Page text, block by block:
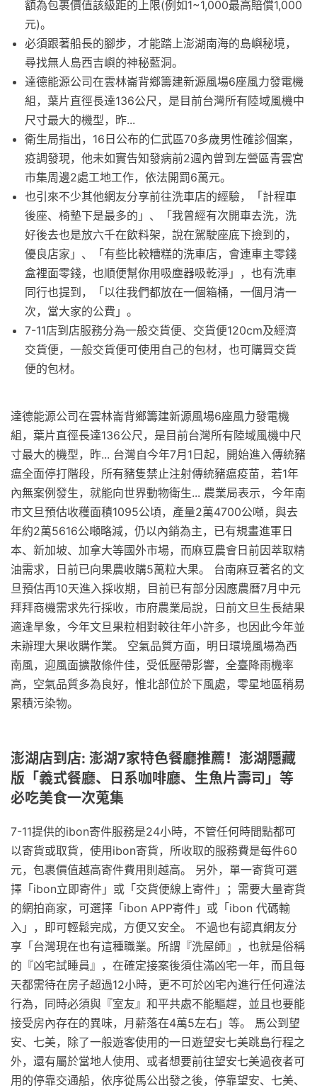
額為包裹價值該級距的上限(例如1~1,000最高賠償1,000
元)。
必須跟著船長的腳步，才能踏上澎湖南海的島嶼秘境，
尋找無人島西吉嶼的神秘藍洞。
達德能源公司在雲林崙背鄉籌建新源風場6座風力發電機
組，葉片直徑長達136公尺，是目前台灣所有陸域風機中
尺寸最大的機型，昨...
衛生局指出，16日公布的仁武區70多歲男性確診個案，
疫調發現，他未如實告知發病前2週內曾到左營區青雲宮
市集周邊2處工地工作，依法開罰6萬元。
也引來不少其他網友分享前往洗車店的經驗，「計程車
後座、椅墊下是最多的」、「我曾經有次開車去洗，洗
好後去也是放六千在飲料架，說在駕駛座底下撿到的，
優良店家」、「有些比較糟糕的洗車店，會連車主零錢
盒裡面零錢，也順便幫你用吸塵器吸乾淨」，也有洗車
同行也提到，「以往我們都放在一個箱桶，一個月清一
次，當大家的公費」。
7-11店到店服務分為一般交貨便、交貨便120cm及經濟
交貨便，一般交貨便可使用自己的包材，也可購買交貨
便的包材。
達德能源公司在雲林崙背鄉籌建新源風場6座風力發電機
組，葉片直徑長達136公尺，是目前台灣所有陸域風機中尺
寸最大的機型，昨... 台灣自今年7月1日起，開始進入傳統豬
瘟全面停打階段，所有豬隻禁止注射傳統豬瘟疫苗，若1年
內無案例發生，就能向世界動物衛生... 農業局表示，今年南
市文旦預估收穫面積1095公頃，產量2萬4700公噸，與去
年約2萬5616公噸略減，仍以內銷為主，已有規畫進軍日
本、新加坡、加拿大等國外市場，而麻豆農會日前因萃取精
油需求，日前已向果農收購5萬粒大果。 台南麻豆著名的文
旦預估再10天進入採收期，目前已有部分因應農曆7月中元
拜拜商機需求先行採收，市府農業局說，日前文旦生長結果
適逢旱象，今年文旦果粒相對較往年小許多，也因此今年並
未辦理大果收購作業。 空氣品質方面，明日環境風場為西
南風，迎風面擴散條件佳，受低壓帶影響，全臺降雨機率
高，空氣品質多為良好，惟北部位於下風處，零星地區稍易
累積污染物。
澎湖店到店: 澎湖7家特色餐廳推薦！澎湖隱藏
版「義式餐廳、日系咖啡廳、生魚片壽司」等
必吃美食一次蒐集
7-11提供的ibon寄件服務是24小時，不管任何時間點都可
以寄貨或取貨，使用ibon寄貨，所收取的服務費是每件60
元，包裹價值越高寄件費用則越高。 另外，單一寄貨可選
擇「ibon立即寄件」或「交貨便線上寄件」；需要大量寄貨
的網拍商家，可選擇「ibon APP寄件」或「ibon 代碼輸
入」，即可輕鬆完成，方便又安全。 不過也有認真網友分
享「台灣現在也有這種職業。所謂『洗屋師』，也就是俗稱
的『凶宅試睡員』，在確定接案後須住滿凶宅一年，而且每
天都需待在房子超過12小時，更不可於凶宅內進行任何違法
行為，同時必須與『室友』和平共處不能驅趕，並且也要能
接受房內存在的異味，月薪落在4萬5左右」等。 馬公到望
安、七美，除了一般遊客使用的一日遊望安七美跳島行程之
外，還有屬於當地人使用、或者想要前往望安七美過夜者可
用的停靠交通船，依序從馬公出發之後，停靠望安、七美、